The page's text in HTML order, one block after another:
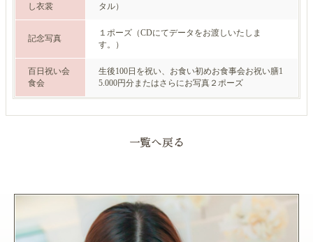
し衣裳
タル）
記念写真
１ポーズ（CDにてデータをお渡しいたしま
す。）
百日祝い会
食会
生後100日を祝い、お食い初めお食事会お祝い膳1
5.000円分またはさらにお写真２ポーズ